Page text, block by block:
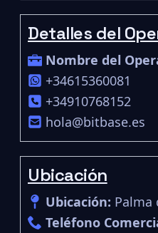
Detalles del
Nombre del
+34615360081
+34910768152
hola@bitbase.es
Ubicación
Ubicación: Palma
Teléfono